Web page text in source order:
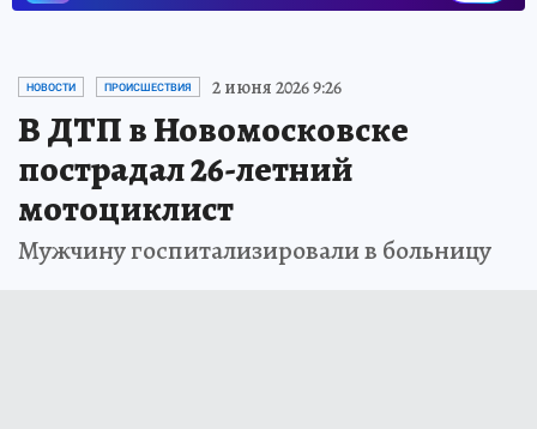
НОВОСТИ ПРОИСШЕСТВИЯ 2 июня 2026 9:26
В ДТП в Новомосковске
пострадал 26-летний
мотоциклист
Мужчину госпитализировали в больницу